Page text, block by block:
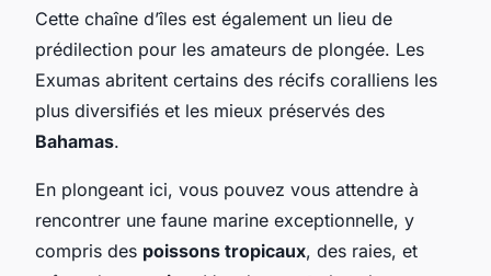
Cette chaîne d’îles est également un lieu de
prédilection pour les amateurs de plongée. Les
Exumas abritent certains des récifs coralliens les
plus diversifiés et les mieux préservés des
Bahamas.
En plongeant ici, vous pouvez vous attendre à
rencontrer une faune marine exceptionnelle, y
compris des poissons tropicaux, des raies, et